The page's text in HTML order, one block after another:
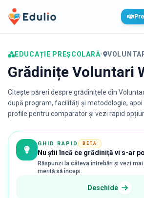
Edulio
EDUCAȚIE PREȘCOLARĂ•
Grădinițe Voluntari
Citește păreri despre grădinițele din
după program, facilități și metodologie,
profile pentru comparator și vezi rapid
GHID RAPID BETA
Nu știi încă ce grădiniță vi s-ar
Răspunzi la câteva întrebări și vezi
merită să începi.
Deschide